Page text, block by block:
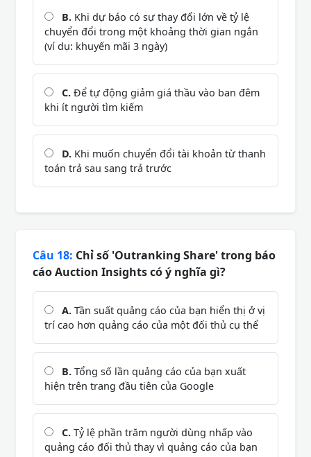
B. Khi dự báo có sự thay đổi lớn về tỷ lệ
chuyển đổi trong một khoảng thời gian ngắn
(ví dụ: khuyến mãi 3 ngày)
C. Để tự động giảm giá thầu vào ban đêm
khi ít người tìm kiếm
D. Khi muốn chuyển đổi tài khoản từ thanh
toán trả sau sang trả trước
Câu 18: Chỉ số 'Outranking Share' trong báo
cáo Auction Insights có ý nghĩa gì?
A. Tần suất quảng cáo của bạn hiển thị ở vị
trí cao hơn quảng cáo của một đối thủ cụ thể
B. Tổng số lần quảng cáo của bạn xuất
hiện trên trang đầu tiên của Google
C. Tỷ lệ phần trăm người dùng nhấp vào
quảng cáo đối thủ thay vì quảng cáo của bạn